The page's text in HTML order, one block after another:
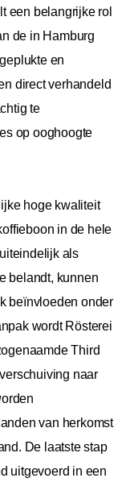
een belangrijke rol
de in Hamburg
en
direct verhandeld
te
op ooghoogte
hoge kwaliteit
in de hele
als
belandt, kunnen
beïnvloeden onder
wordt Rösterei
Third
naar
van herkomst
De laatste stap
uitgevoerd in een